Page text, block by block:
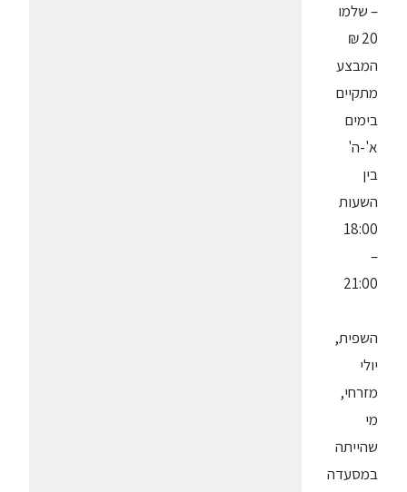
– שלמו
20 ₪
המבצע
מתקיים
בימים
א'-ה'
בין
השעות
18:00
–
21:00
השפית,
יולי
מזרחי,
מי
שהייתה
במסעדה